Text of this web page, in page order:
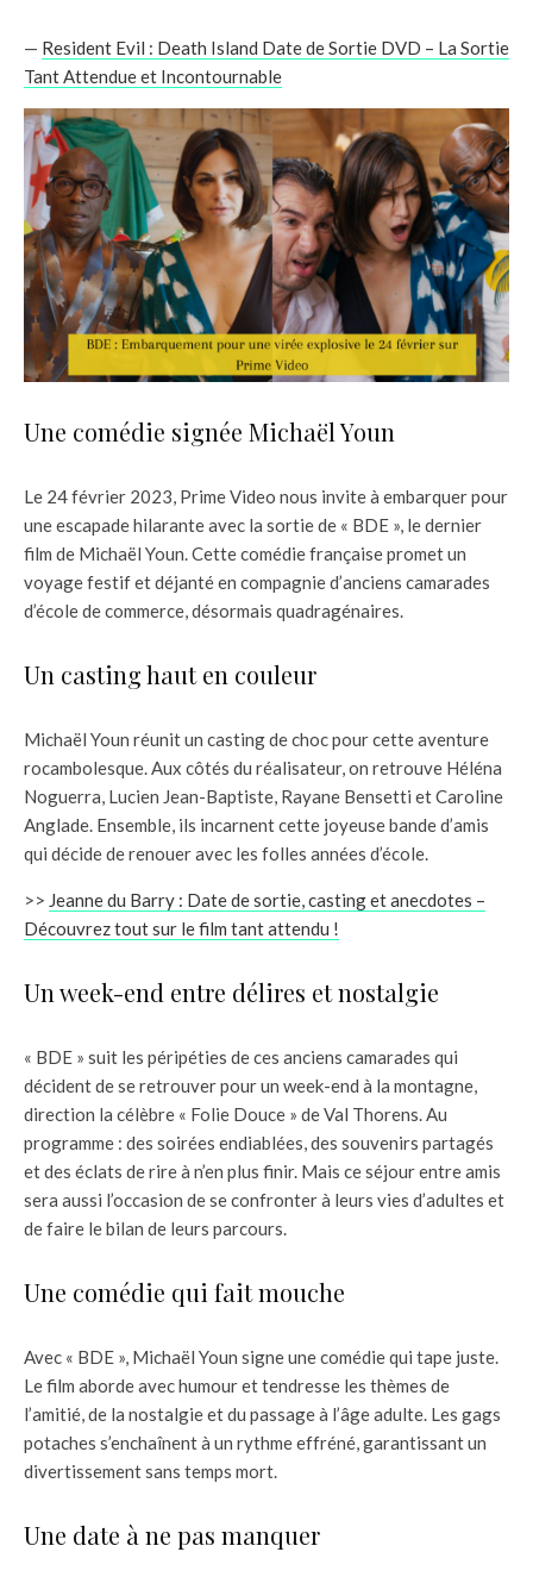
— Resident Evil : Death Island Date de Sortie DVD – La Sortie
Tant Attendue et Incontournable
Une comédie signée Michaël Youn
Le 24 février 2023, Prime Video nous invite à embarquer pour
une escapade hilarante avec la sortie de « BDE », le dernier
film de Michaël Youn. Cette comédie française promet un
voyage festif et déjanté en compagnie d’anciens camarades
d’école de commerce, désormais quadragénaires.
Un casting haut en couleur
Michaël Youn réunit un casting de choc pour cette aventure
rocambolesque. Aux côtés du réalisateur, on retrouve Héléna
Noguerra, Lucien Jean-Baptiste, Rayane Bensetti et Caroline
Anglade. Ensemble, ils incarnent cette joyeuse bande d’amis
qui décide de renouer avec les folles années d’école.
>> Jeanne du Barry : Date de sortie, casting et anecdotes –
Découvrez tout sur le film tant attendu !
Un week-end entre délires et nostalgie
« BDE » suit les péripéties de ces anciens camarades qui
décident de se retrouver pour un week-end à la montagne,
direction la célèbre « Folie Douce » de Val Thorens. Au
programme : des soirées endiablées, des souvenirs partagés
et des éclats de rire à n’en plus finir. Mais ce séjour entre amis
sera aussi l’occasion de se confronter à leurs vies d’adultes et
de faire le bilan de leurs parcours.
Une comédie qui fait mouche
Avec « BDE », Michaël Youn signe une comédie qui tape juste.
Le film aborde avec humour et tendresse les thèmes de
l’amitié, de la nostalgie et du passage à l’âge adulte. Les gags
potaches s’enchaînent à un rythme effréné, garantissant un
divertissement sans temps mort.
Une date à ne pas manquer